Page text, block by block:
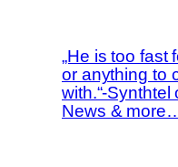
„He is too fast
or anything to
with.“-Synthtel
News &